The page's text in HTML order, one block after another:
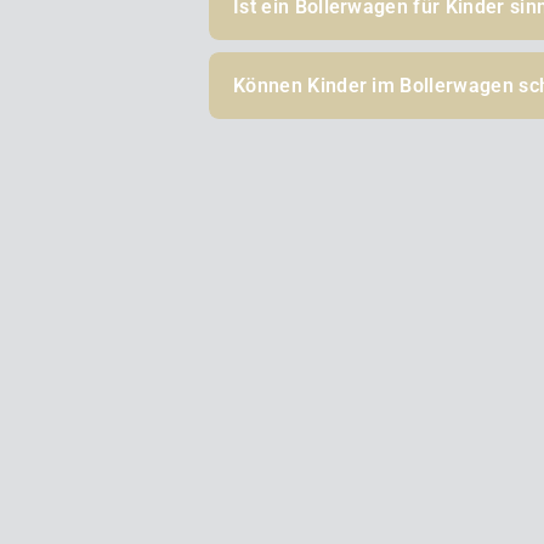
Ist ein Bollerwagen für Kinder
Können Kinder im Bollerwagen